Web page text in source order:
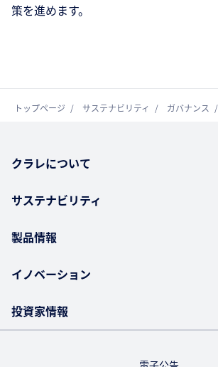
策を進めます。
トップページ サステナビリティ ガバナンス
クラレについて
サステナビリティ
製品情報
イノベーション
投資家情報